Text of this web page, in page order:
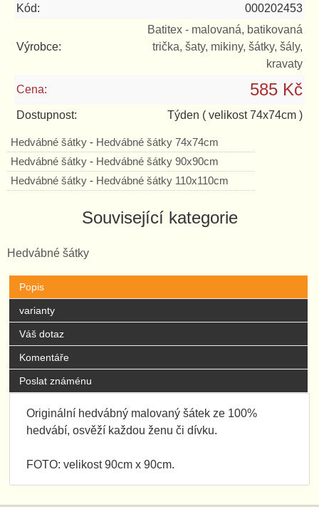
Kód: 000202453
Výrobce:
Batitex - malovaná, batikovaná
trička, šaty, mikiny, šátky, šály,
kravaty
Cena: 585 Kč
Dostupnost: Týden ( velikost 74x74cm )
Hedvábné šátky - Hedvábné šátky 74x74cm
Hedvábné šátky - Hedvábné šátky 90x90cm
Hedvábné šátky - Hedvábné šátky 110x110cm
Související kategorie
Hedvábné šátky
Popis
varianty
Váš dotaz
Komentáře
Poslat známénu
Originální hedvábný malovaný šátek ze 100%
hedvábí, osvěží každou ženu či dívku.
FOTO: velikost 90cm x 90cm.